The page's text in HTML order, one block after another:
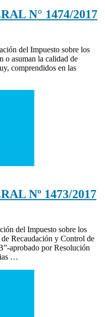
N° 1474/2017
del Impuesto sobre los
o asuman la calidad de
comprendidos en las
Nº 1473/2017
del Impuesto sobre los
Recaudación y Control de
aprobado por Resolución
…